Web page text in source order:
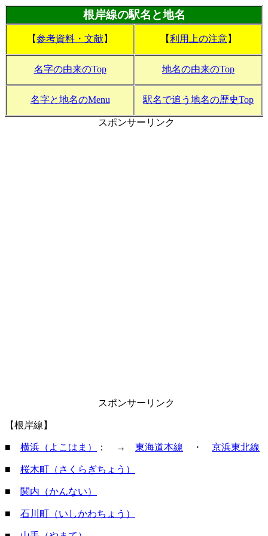
根岸線の駅名と地名
【参考資料・文献】 【利用上の注意】
名字の由来のTop 地名の由来のTop
名字と地名のMenu 駅名で追う地名の歴史Top
スポンサーリンク
スポンサーリンク
【根岸線】
■ 横浜（よこはま） ： → 東海道本線 ・ 京浜東北線
■ 桜木町（さくらぎちょう）
■ 関内（かんない）
■ 石川町（いしかわちょう）